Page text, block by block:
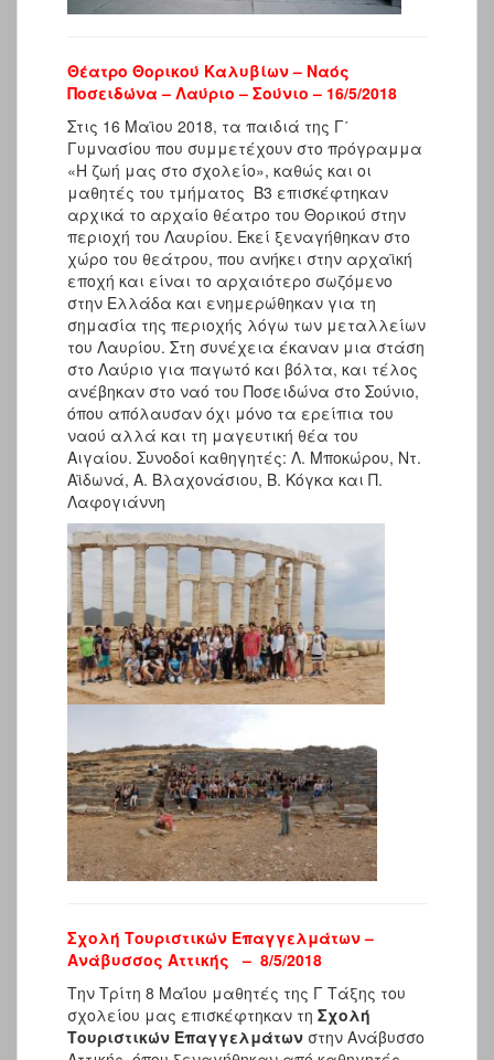
Θέατρο Θορικού Καλυβίων – Ναός
Ποσειδώνα – Λαύριο – Σούνιο – 16/5/2018
Στις 16 Μαϊου 2018, τα παιδιά της Γ΄
Γυμνασίου που συμμετέχουν στο πρόγραμμα
«Η ζωή μας στο σχολείο», καθώς και οι
μαθητές του τμήματος Β3 επισκέφτηκαν
αρχικά το αρχαίο θέατρο του Θορικού στην
περιοχή του Λαυρίου. Εκεί ξεναγήθηκαν στο
χώρο του θεάτρου, που ανήκει στην αρχαϊκή
εποχή και είναι το αρχαιότερο σωζόμενο
στην Ελλάδα και ενημερώθηκαν για τη
σημασία της περιοχής λόγω των μεταλλείων
του Λαυρίου. Στη συνέχεια έκαναν μια στάση
στο Λαύριο για παγωτό και βόλτα, και τέλος
ανέβηκαν στο ναό του Ποσειδώνα στο Σούνιο,
όπου απόλαυσαν όχι μόνο τα ερείπια του
ναού αλλά και τη μαγευτική θέα του
Αιγαίου. Συνοδοί καθηγητές: Λ. Μποκώρου, Ντ.
Αϊδωνά, Α. Βλαχονάσιου, Β. Κόγκα και Π.
Λαφογιάννη
Σχολή Τουριστικών Επαγγελμάτων –
Ανάβυσσος Αττικής – 8/5/2018
Την Τρίτη 8 Μαΐου μαθητές της Γ Τάξης του
σχολείου μας επισκέφτηκαν τη Σχολή
Τουριστικών Επαγγελμάτων στην Ανάβυσσο